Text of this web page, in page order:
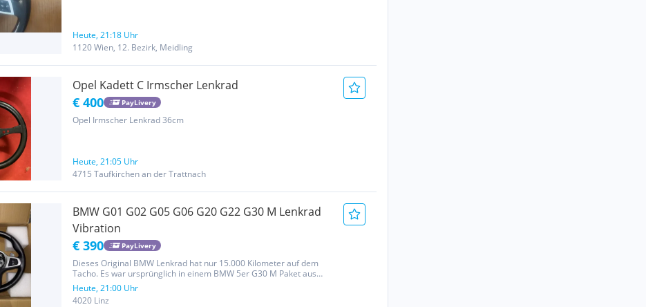
Heute, 21:18 Uhr
1120 Wien, 12. Bezirk, Meidling
Opel Kadett C Irmscher Lenkrad
€ 400 PayLivery
Opel Irmscher Lenkrad 36cm
Heute, 21:05 Uhr
4715 Taufkirchen an der Trattnach
BMW G01 G02 G05 G06 G20 G22 G30 M Lenkrad
Vibration
€ 390 PayLivery
Dieses Original BMW Lenkrad hat nur 15.000 Kilometer auf dem
Tacho. Es war ursprünglich in einem BMW 5er G30 M Paket aus
dem Jahr 2022 verbaut. Das Lenkrad verfügt über Schaltwippen und
Vibration, ist aber nicht beheizt. Kostenloser Versand. Bei weiteren...
Heute, 21:00 Uhr
4020 Linz